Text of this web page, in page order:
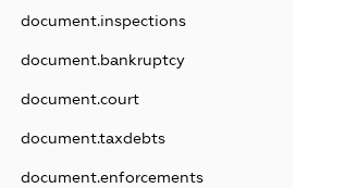
document.inspections
document.bankruptcy
document.court
document.taxdebts
document.enforcements